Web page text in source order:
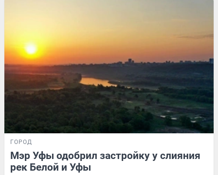
ГОРОД
Мэр Уфы одобрил застройку у слияния
рек Белой и Уфы